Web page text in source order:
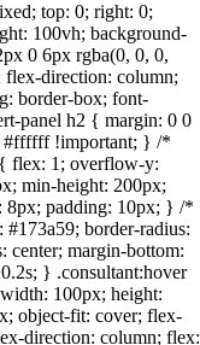
top: 0; right: 0;
100vh; background-
0 6px rgba(0, 0, 0,
flex-direction: column;
border-box; font-
panel h2 { margin: 0 0
#ffffff !important; } /*
flex: 1; overflow-y:
min-height: 200px;
8px; padding: 10px; } /*
border-radius:
center; margin-bottom:
} .consultant:hover
100px; height:
object-fit: cover; flex-
direction: column; flex: